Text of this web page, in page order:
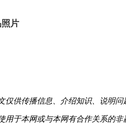
片
供传播信息、介绍知识、说明
于本网或与本网有合作关系的